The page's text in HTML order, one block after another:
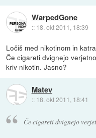
WarpedGone
:: 18. okt 2011, 18:39
Ločiš med nikotinom in
Če cigareti dvignejo
kriv nikotin. Jasno?
Matev
:: 18. okt 2011, 18:41
Če cigareti dvignejo